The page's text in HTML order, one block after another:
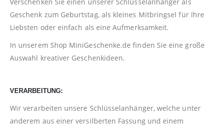
Geschenk zum Geburtstag, als kleines Mitbringsel für Ihre
Liebsten oder einfach als eine Aufmerksamkeit.
In unserem Shop MiniGeschenke.de finden Sie eine große
Auswahl kreativer Geschenkideen.
VERARBEITUNG:
Wir verarbeiten unsere Schlüsselanhänger, welche unter
anderem aus einer versilberten Fassung und einem